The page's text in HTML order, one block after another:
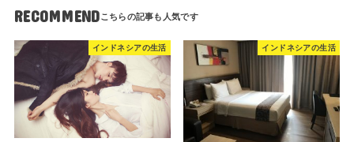
RECOMMEND
インドネシアの生活 インドネシアの生活